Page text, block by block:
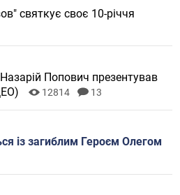
святкує своє 10-річчя
Попович презентував
12814 13
із загиблим Героєм Олегом